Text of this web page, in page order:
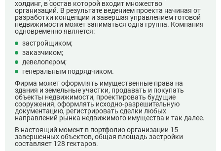
холдинг, в состав которой входит множество
организаций. В результате ведением проекта начиная от
разработки концепции и завершая управлением готовой
недвижимости может заниматься одна группа. Компания
одновременно является:
застройщиком;
заказчиком;
девелопером;
генеральным подрядчиком.
Фирма может оформлять имущественные права на
здания и земельные участки, продавать и покупать
объекты недвижимости, проектировать будущие
сооружения, оформлять исходно-разрешительную
документацию, регистрировать сделки любых
направлений рынка недвижимого имущества и так далее.
В настоящий момент в портфолио организации 15
завершенных объектов, общая площадь застройки
составляет 128 гектаров.